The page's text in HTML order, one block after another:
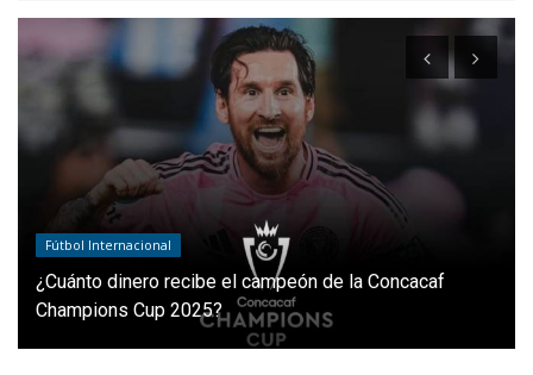
Fútbol Internacional
¿Cuánto dinero recibe el campeón de la Concacaf
Champions Cup 2025?